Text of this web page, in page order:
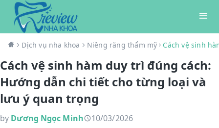
Dịch vụ nha khoa Niềng răng thẩm mỹ Cách vệ sinh
Cách vệ sinh hàm duy trì đúng cách:
Hướng dẫn chi tiết cho từng loại và
lưu ý quan trọng
by Dương Ngọc Minh 10/03/2026